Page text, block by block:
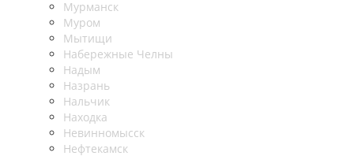
Мурманск
Муром
Мытищи
Набережные Челны
Надым
Назрань
Нальчик
Находка
Невинномысск
Нефтекамск